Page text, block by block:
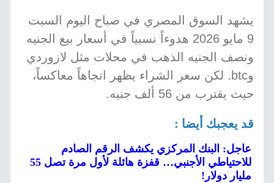
يشهد السوق المصري في صباح اليوم السبت
9 مايو 2026 هدوءاً نسبياً في أسعار بيع الجنيه
ونصف الجنيه الذهب في محلات مثل لازوردي
وbtc. لكن سعر الشراء يظهر اتجاهاً معاكساً،
حيث يقترب من 56 ألف جنيه.
قد يعجبك أيضا :
عاجل: البنك المركزي يكشف الرقم الصادم
للاحتياطي الأجنبي… قفزة هائلة لأول مرة تصل 55
مليار دولار!